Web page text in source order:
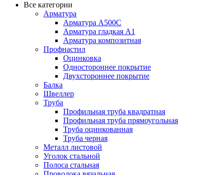
Все категории
Арматура
Арматура А500С
Арматура гладкая А1
Арматура композитная
Профнастил
Оцинковка
Одностороннее покрытие
Двухстороннее покрытие
Балка
Швеллер
Труба
Профильная труба квадратная
Профильная труба прямоугольная
Труба оцинкованная
Труба черная
Металл листовой
Уголок стальной
Полоса стальная